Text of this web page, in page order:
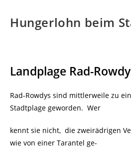
Hungerlohn beim
Landplage Rad-
Rad-Rowdys sind mittlerweile zu
Stadtplage geworden. Wer
kennt sie nicht, die zweirädrigen
wie von einer Tarantel ge-